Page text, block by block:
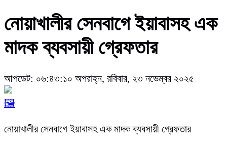
নোয়াখালীর সেনবাগে ইয়াবাসহ এক
মাদক ব্যবসায়ী গ্রেফতার
আপডেট: ০৬:৪৩:১০ অপরাহ্ন, রবিবার, ২৩ নভেম্বর ২০২৫
🖼️
নোয়াখালীর সেনবাগে ইয়াবাসহ এক মাদক ব্যবসায়ী গ্রেফতার